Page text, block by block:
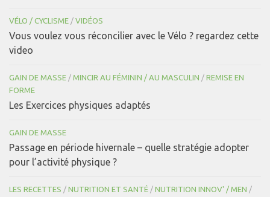
VÉLO / CYCLISME / VIDÉOS
Vous voulez vous réconcilier avec le Vélo ? regardez cette
video
GAIN DE MASSE / MINCIR AU FÉMININ / AU MASCULIN / REMISE EN
FORME
Les Exercices physiques adaptés
GAIN DE MASSE
Passage en période hivernale – quelle stratégie adopter
pour l’activité physique ?
LES RECETTES / NUTRITION ET SANTÉ / NUTRITION INNOV' / MEN /